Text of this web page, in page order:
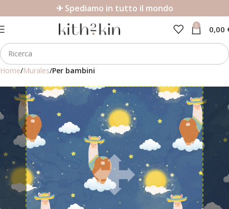
✈ Spediamo in tutto il mondo
0 0,00
Home Murales Per bambini